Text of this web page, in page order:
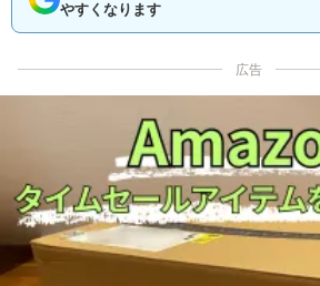
やすくなります
広告